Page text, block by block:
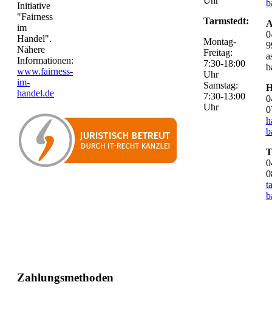
Initiative
"Fairness
im
Handel".
Nähere
Informationen:
www.fairness-
im-
handel.de
Tarmstedt:
Montag-
Freitag:
7:30-18:00
Uhr
Samstag:
7:30-13:00
Uhr
Zahlungsmethoden